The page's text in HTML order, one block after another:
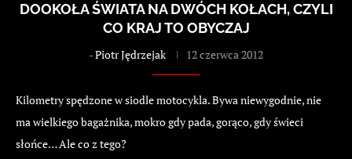
DOOKOŁA ŚWIATA NA DWÓCH KOŁACH, CZYLI
CO KRAJ TO OBYCZAJ
-Piotr Jędrzejak 12 czerwca 2012
Kilometry spędzone w siodle motocykla. Bywa niewygodnie, nie
ma wielkiego bagażnika, mokro gdy pada, gorąco, gdy świeci
słońce… Ale co z tego?